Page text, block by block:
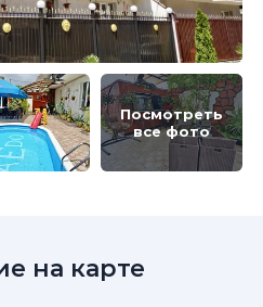
Посмотреть
все фото
на карте